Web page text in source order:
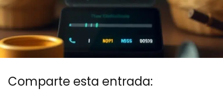
Comparte esta entrada: